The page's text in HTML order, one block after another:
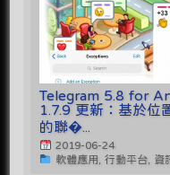
Telegram 5.8 for
1.7.9 更新：基於位
的聯�...
2019-06-24
軟體應用, 行動平台,